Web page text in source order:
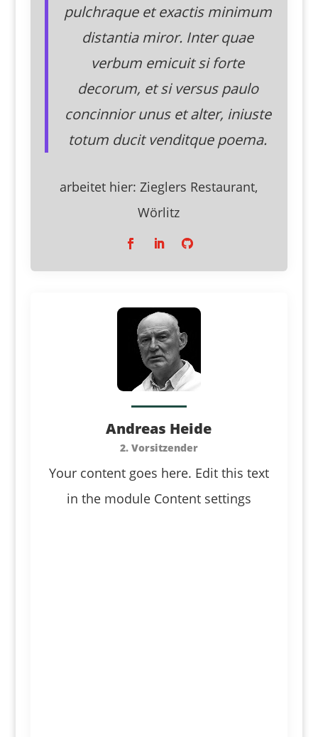
pulchraque et exactis minimum
distantia miror. Inter quae
verbum emicuit si forte
decorum, et si versus paulo
concinnior unus et alter, iniuste
totum ducit venditque poema.
arbeitet hier: Zieglers Restaurant,
Wörlitz
Andreas Heide
2. Vorsitzender
Your content goes here. Edit this text
in the module Content settings